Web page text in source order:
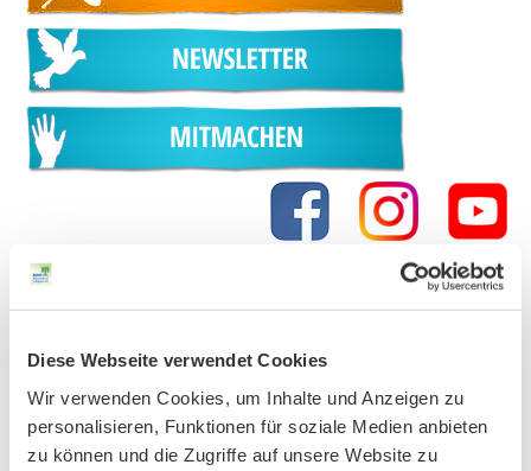
Diese Webseite verwendet Cookies
Wir verwenden Cookies, um Inhalte und Anzeigen zu
personalisieren, Funktionen für soziale Medien anbieten
zu können und die Zugriffe auf unsere Website zu
AKTUELLES